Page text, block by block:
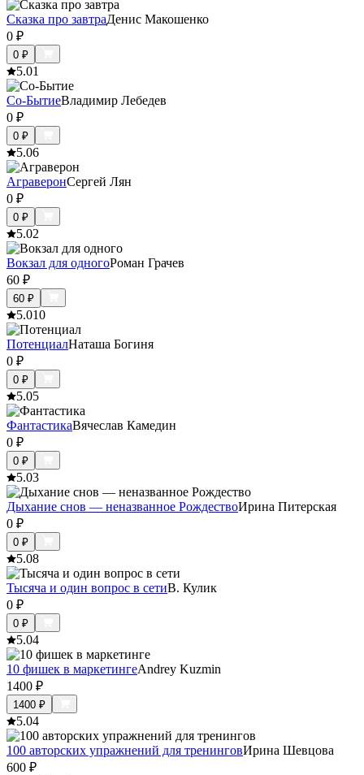
Сказка про завтраДенис Макошенко
0 ₽
0 ₽
5.01
Со-БытиеВладимир Лебедев
0 ₽
0 ₽
5.06
АграверонСергей Лян
0 ₽
0 ₽
5.02
Вокзал для одногоРоман Грачев
60 ₽
60 ₽
5.010
ПотенциалНаташа Богиня
0 ₽
0 ₽
5.05
ФантастикаВячеслав Камедин
0 ₽
0 ₽
5.03
Дыхание снов — неназванное РождествоИрина Питерская
0 ₽
0 ₽
5.08
Тысяча и один вопрос в сетиВ. Кулик
0 ₽
0 ₽
5.04
10 фишек в маркетингеAndrey Kuzmin
1400 ₽
1400 ₽
5.04
100 авторских упражнений для тренинговИрина Шевцова
600 ₽